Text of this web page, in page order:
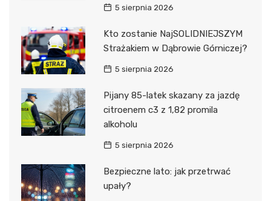
5 sierpnia 2026
Kto zostanie NajSOLIDNIEJSZYM
Strażakiem w Dąbrowie Górniczej?
5 sierpnia 2026
Pijany 85-latek skazany za jazdę
citroenem c3 z 1,82 promila
alkoholu
5 sierpnia 2026
Bezpieczne lato: jak przetrwać
upały?